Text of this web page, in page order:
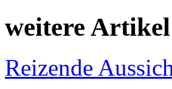
weitere
Reizende